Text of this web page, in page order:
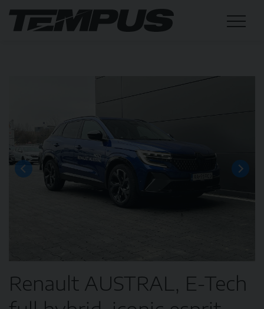
Renault AUSTRAL, E-Tech